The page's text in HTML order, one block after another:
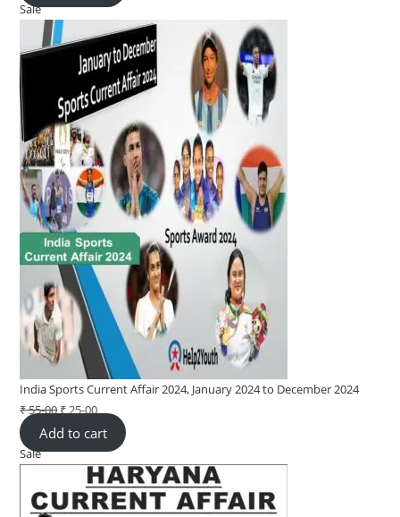
was:
₹ 55-
00.
is:
₹ 22-
00.
SaleProduct
on
sale
India Sports Current Affair 2024, January 2024 to December 2024
₹55-00Original
price
was:
00.
₹25-00Current
price
is:
₹ 25-
00.
Add to cart
SaleProduct
sale